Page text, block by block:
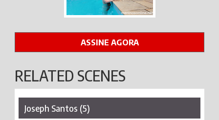
ASSINE AGORA
RELATED SCENES
Joseph Santos (5)